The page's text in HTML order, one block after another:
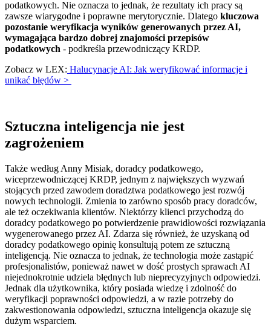
podatkowych. Nie oznacza to jednak, że rezultaty ich pracy są
zawsze wiarygodne i poprawne merytorycznie. Dlatego kluczowa
pozostanie weryfikacja wyników generowanych przez AI,
wymagająca bardzo dobrej znajomości przepisów
podatkowych - podkreśla przewodniczący KRDP.
Zobacz w LEX: Halucynacje AI: Jak weryfikować informacje i
unikać błędów >
Sztuczna inteligencja nie jest
zagrożeniem
Także według Anny Misiak, doradcy podatkowego,
wiceprzewodniczącej KRDP, jednym z największych wyzwań
stojących przed zawodem doradztwa podatkowego jest rozwój
nowych technologii. Zmienia to zarówno sposób pracy doradców,
ale też oczekiwania klientów. Niektórzy klienci przychodzą do
doradcy podatkowego po potwierdzenie prawidłowości rozwiązania
wygenerowanego przez AI. Zdarza się również, że uzyskaną od
doradcy podatkowego opinię konsultują potem ze sztuczną
inteligencją. Nie oznacza to jednak, że technologia może zastąpić
profesjonalistów, ponieważ nawet w dość prostych sprawach AI
niejednokrotnie udziela błędnych lub nieprecyzyjnych odpowiedzi.
Jednak dla użytkownika, który posiada wiedzę i zdolność do
weryfikacji poprawności odpowiedzi, a w razie potrzeby do
zakwestionowania odpowiedzi, sztuczna inteligencja okazuje się
dużym wsparciem.